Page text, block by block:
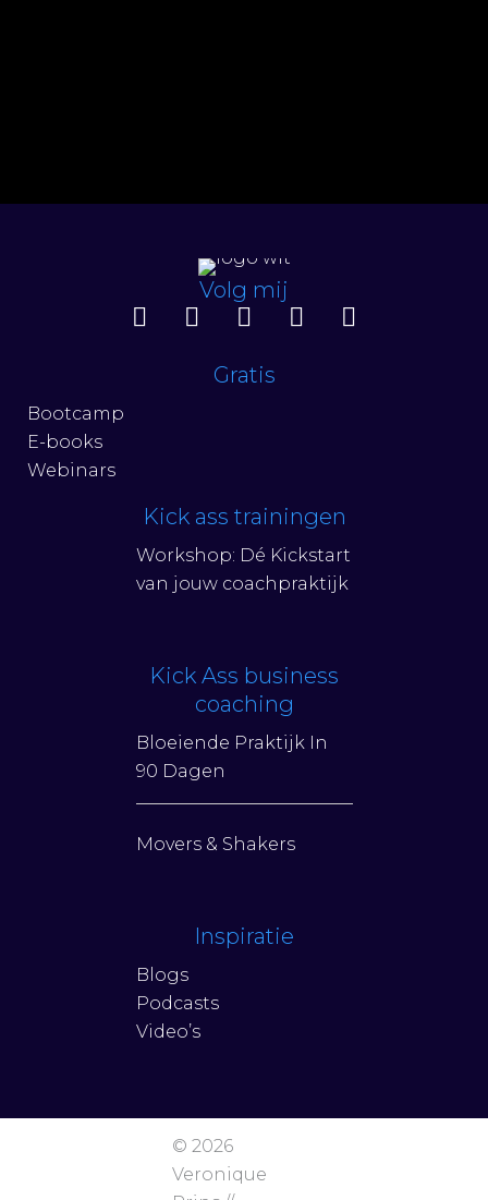
Volg mij
Gratis
Bootcamp
E-books
Webinars
Kick ass trainingen
Workshop: Dé Kickstart
van jouw coachpraktijk
Kick Ass business
coaching
Bloeiende Praktijk In
90 Dagen
Movers & Shakers
Inspiratie
Blogs
Podcasts
Video’s
© 2026
Veronique